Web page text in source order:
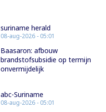
suriname herald
08-aug-2026 - 05:01
Baasaron: afbouw
brandstofsubsidie op termijn
onvermijdelijk
abc-Suriname
08-aug-2026 - 05:01